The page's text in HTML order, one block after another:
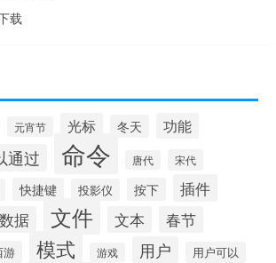
元宵节 光标 冬天 功能
通过 命令 唐代 宋代
快捷键 投影仪 按下 插件
数据 文件 文本 春节
游 模式 游戏 用户 用户可以